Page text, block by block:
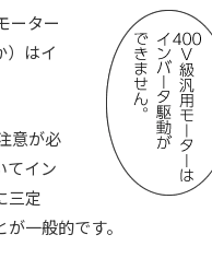
ーター
）はイ
意が必
てイン
三定
一般的です。